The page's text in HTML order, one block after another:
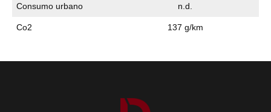
Consumo urbano n.d.
Co2 137 g/km